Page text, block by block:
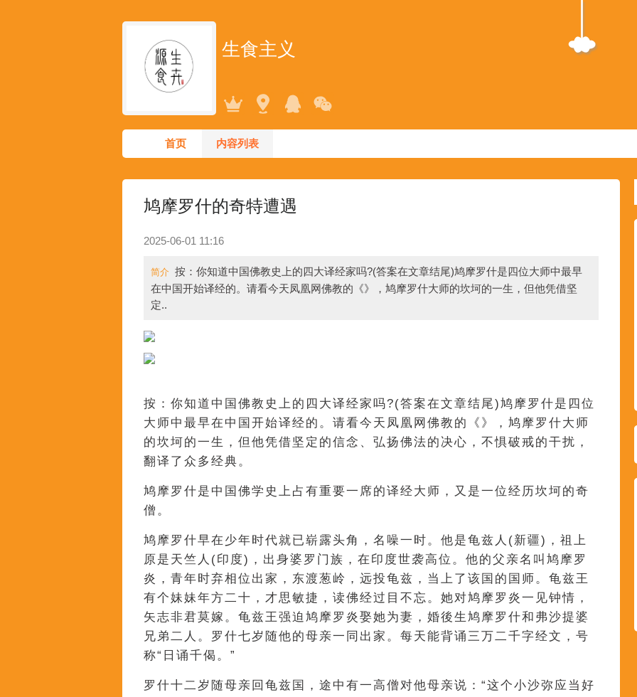
生食主义
首页 内容列表
鸠摩罗什的奇特遭遇
2025-06-01 11:16
简介 按：你知道中国佛教史上的四大译经家吗?(答案在文章结尾)鸠摩罗什是四位大师中最早
在中国开始译经的。请看今天凤凰网佛教的《》，鸠摩罗什大师的坎坷的一生，但他凭借坚
定..
按：你知道中国佛教史上的四大译经家吗?(答案在文章结尾)鸠摩罗什是四位
大师中最早在中国开始译经的。请看今天凤凰网佛教的《》，鸠摩罗什大师
的坎坷的一生，但他凭借坚定的信念、弘扬佛法的决心，不惧破戒的干扰，
翻译了众多经典。
鸠摩罗什是中国佛学史上占有重要一席的译经大师，又是一位经历坎坷的奇
僧。
鸠摩罗什早在少年时代就已崭露头角，名噪一时。他是龟兹人(新疆)，祖上
原是天竺人(印度)，出身婆罗门族，在印度世袭高位。他的父亲名叫鸠摩罗
炎，青年时弃相位出家，东渡葱岭，远投龟兹，当上了该国的国师。龟兹王
有个妹妹年方二十，才思敏捷，读佛经过目不忘。她对鸠摩罗炎一见钟情，
矢志非君莫嫁。龟兹王强迫鸠摩罗炎娶她为妻，婚後生鸠摩罗什和弗沙提婆
兄弟二人。罗什七岁随他的母亲一同出家。每天能背诵三万二千字经文，号
称“日诵千偈。”
罗什十二岁随母亲回龟兹国，途中有一高僧对他母亲说：“这个小沙弥应当好